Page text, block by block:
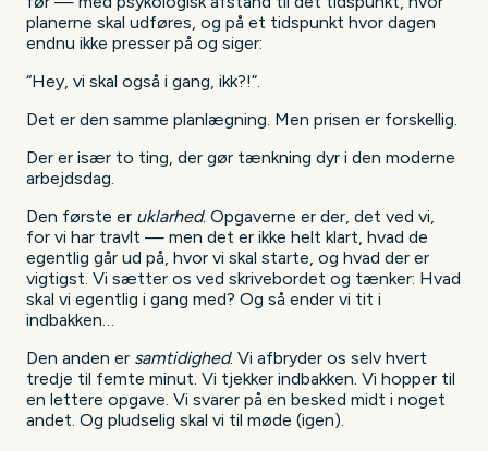
planerne skal udføres, og på et tidspunkt hvor dagen
endnu ikke presser på og siger:
“Hey, vi skal også i gang, ikk?!”.
Det er den samme planlægning. Men prisen er forskellig.
Der er især to ting, der gør tænkning dyr i den moderne
arbejdsdag.
Den første er uklarhed. Opgaverne er der, det ved vi,
for vi har travlt — men det er ikke helt klart, hvad de
egentlig går ud på, hvor vi skal starte, og hvad der er
vigtigst. Vi sætter os ved skrivebordet og tænker: Hvad
skal vi egentlig i gang med? Og så ender vi tit i
indbakken…
Den anden er samtidighed. Vi afbryder os selv hvert
tredje til femte minut. Vi tjekker indbakken. Vi hopper til
en lettere opgave. Vi svarer på en besked midt i noget
andet. Og pludselig skal vi til møde (igen).